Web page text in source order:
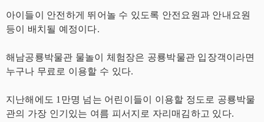
아이들이 안전하게 뛰어놀 수 있도록 안전요원과 안내요원
등이 배치될 예정이다.
해남공룡박물관 물놀이 체험장은 공룡박물관 입장객이라면
누구나 무료로 이용할 수 있다.
지난해에도 1만명 넘는 어린이들이 이용할 정도로 공룡박물
관의 가장 인기있는 여름 피서지로 자리매김하고 있다.